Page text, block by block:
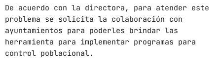
Blog
Gobierno de Hermosillo
Gobierno de Sonora
De acuerdo con la directora, para atender este
problema se solicita la colaboración con
ayuntamientos para poderles brindar las
herramienta para implementar programas para
control poblacional.